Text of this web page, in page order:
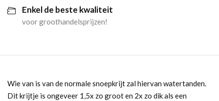
Enkel de beste kwaliteit
voor groothandelsprijzen!
Wie van is van de normale snoepkrijt zal hiervan watertanden.
Dit krijtje is ongeveer 1,5x zo groot en 2x zo dik als een